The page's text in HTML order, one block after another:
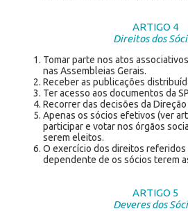
ARTIGO 4
Direitos dos
Tomar parte nos atos
nas Assembleias Gerais.
Receber as publicações
Ter acesso aos documentos da
Recorrer das decisões da
Apenas os sócios efetivos (ver
participar e votar nos órgãos
serem eleitos.
O exercício dos direitos
dependente de os sócios terem
ARTIGO 5
Deveres dos